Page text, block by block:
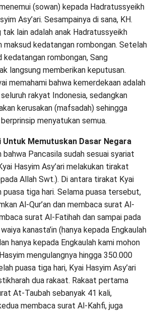
(sowan) kepada Hadratussyeikh
Asy’ari. Sesampainya di sana, KH.
tak lain adalah anak Hadratussyeikh
maksud kedatangan rombongan. Setelah
kedatangan rombongan, Sang
langsung memberikan keputusan.
memahami bahwa kemerdekaan adalah
rakyat Indonesia, sedangkan
kerusakan (mafsadah) sehingga
menyatukan semua.
Untuk Memutuskan Dasar Negara
Pancasila sudah sesuai syariat
Hasyim Asy’ari melakukan tirakat
Allah Swt.). Di antara tirakat Kyai
puasa tiga hari. Selama puasa tersebut,
Al-Qur’an dan membaca surat Al-
surat Al-Fatihah dan sampai pada
kanasta’in (hanya kepada Engkaulah
hanya kepada Engkaulah kami mohon
mengulangnya hingga 350.000
puasa tiga hari, Kyai Hasyim Asy’ari
dua rakaat. Rakaat pertama
At-Taubah sebanyak 41 kali,
membaca surat Al-Kahfi, juga